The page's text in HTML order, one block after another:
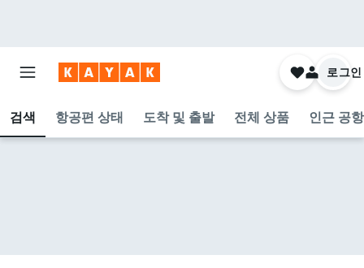
검색 항공편 상태 도착 및 출발 전체 상품 인근 공항
로그인